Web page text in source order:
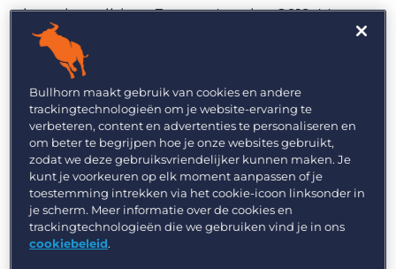
niet te kort tijdens Engage London 2019. Maar
slechts één onderdeel van Engage London geeft
je de mogelijkheid om invloed uit te oefenen op
de Bullhorn product roadmap; Innovation
Throwdown.
Wat is Innovation Throwdown?
Innovation Throwdown is een van de meest
populaire sessies van Engage London. Het
energielevel ligt er hoog en het is de plek waar
Bullhorn developers de Engage mainstage
Bullhorn maakt gebruik van cookies en andere
trackingtechnologieën om je website-ervaring te
verbeteren, content en advertenties te personaliseren en
om beter te begrijpen hoe je onze websites gebruikt,
zodat we deze gebruiksvriendelijker kunnen maken. Je
kunt je voorkeuren op elk moment aanpassen of je
toestemming intrekken via het cookie-icoon linksonder in
je scherm. Meer informatie over de cookies en
trackingtechnologieën die we gebruiken vind je in ons
cookiebeleid.